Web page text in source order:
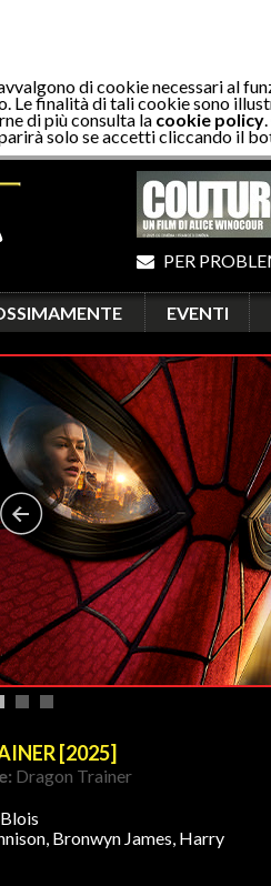
di cookie necessari al
Le finalità di tali cookie sono
di più consulta la cookie policy
solo se accetti cliccando il
PER
EVENTI
[2025]
Dragon Trainer
Bronwyn James, Harry